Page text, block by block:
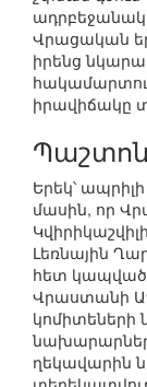
Վրացական
իրենց
իրավիճակը
Երեկ՝
մասին, որ
Լեռնային
հետ
Վրաստանի
կոմիտեների
ղեկավարին